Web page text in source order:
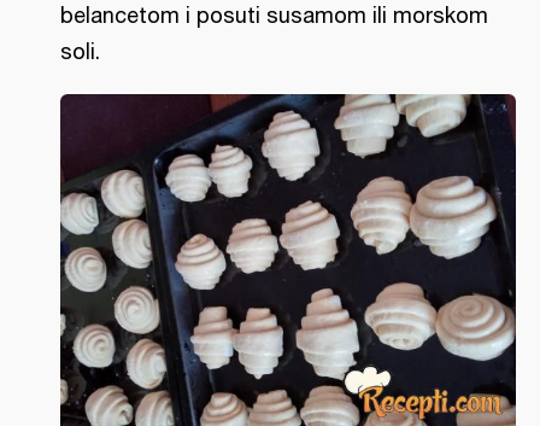
belancetom i posuti susamom ili morskom
soli.